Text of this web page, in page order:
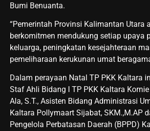
Bumi Benuanta.
“Pemerintah Provinsi Kalimantan Utara
berkomitmen mendukung setiap upaya
keluarga, peningkatan kesejahteraan
pemeliharaan kerukunan umat
Dalam perayaan Natal TP PKK Kaltara
Staf Ahli Bidang I TP PKK Kaltara
Ala, S.T., Asisten Bidang Administrasi
Kaltara Pollymaart Sijabat, SKM.,M.AP
Pengelola Perbatasan Daerah (BPPD)